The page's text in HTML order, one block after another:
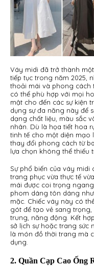
Váy midi đã trở thành
tiếp tục trong năm 2025,
thoải mái và phong cách
có thể phù hợp với mọi
mật cho đến các sự kiện
dụng sự đa năng này để
dạng chất liệu, màu sắc
nhân. Dù là họa tiết hoa
tinh tế cho một diện mạo
thay đổi phong cách từ
lựa chọn không thể thiếu
Sự phổ biến của váy midi
trang phục vừa thực tế
mái được coi trọng
phom dáng tôn dáng
mặc. Chiếc váy này có
gót để tạo vẻ sang
trung, năng động. Kết
sở lịch sự hoặc trang sức
là món đồ thời trang mà
dụng.
2. Quần Cạp Cao Ống